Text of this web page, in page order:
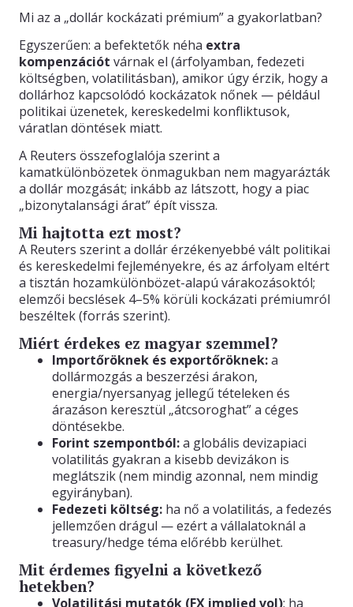
Mi az a „dollár kockázati prémium” a gyakorlatban?
Egyszerűen: a befektetők néha extra
kompenzációt várnak el (árfolyamban, fedezeti
költségben, volatilitásban), amikor úgy érzik, hogy a
dollárhoz kapcsolódó kockázatok nőnek — például
politikai üzenetek, kereskedelmi konfliktusok,
váratlan döntések miatt.
A Reuters összefoglalója szerint a
kamatkülönbözetek önmagukban nem magyarázták
a dollár mozgását; inkább az látszott, hogy a piac
„bizonytalansági árat” épít vissza.
Mi hajtotta ezt most?
A Reuters szerint a dollár érzékenyebbé vált politikai
és kereskedelmi fejleményekre, és az árfolyam eltért
a tisztán hozamkülönbözet-alapú várakozásoktól;
elemzői becslések 4–5% körüli kockázati prémiumról
beszéltek (forrás szerint).
Miért érdekes ez magyar szemmel?
Importőröknek és exportőröknek:a
dollármozgás a beszerzési árakon,
energia/nyersanyag jellegű tételeken és
árazáson keresztül „átcsoroghat” a céges
döntésekbe.
Forint szempontból:a globális devizapiaci
volatilitás gyakran a kisebb devizákon is
meglátszik (nem mindig azonnal, nem mindig
egyirányban).
Fedezeti költség: ha nő a volatilitás, a fedezés
jellemzően drágul — ezért a vállalatoknál a
treasury/hedge téma előrébb kerülhet.
Mit érdemes figyelni a következő
hetekben?
Volatilitási mutatók (FX implied vol): ha